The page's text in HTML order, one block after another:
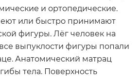
и ортопедические.
или быстро принимают
фигуры. Лёг человек на
выпуклости фигуры попали
Анатомический матрац
тела. Поверхность